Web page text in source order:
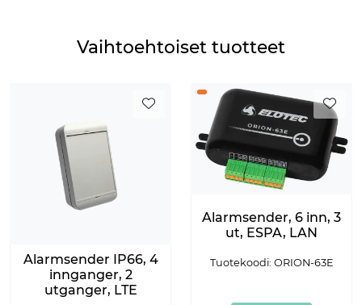
Vaihtoehtoiset tuotteet
Alarmsender IP66, 4
innganger, 2
utganger, LTE
Alarmsender, 6 inn, 3
ut, ESPA, LAN
Tuotekoodi: ORION-63E